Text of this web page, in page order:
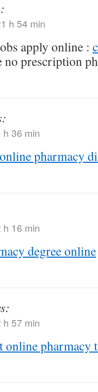
h 54 min
apply online :
no prescription
h 36 min
pharmacy
h 16 min
degree online
h 57 min
online pharmacy